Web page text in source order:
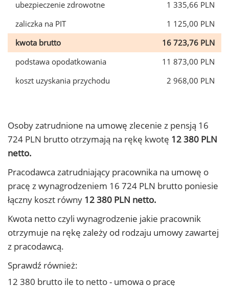
ubezpieczenie zdrowotne
1 335,66 PLN
zaliczka na PIT
1 125,00 PLN
kwota brutto
16 723,76 PLN
podstawa opodatkowania
11 873,00 PLN
koszt uzyskania przychodu
2 968,00 PLN
Osoby zatrudnione na umowę zlecenie z pensją 16
724 PLN brutto otrzymają na rękę kwotę 12 380 PLN
netto.
Pracodawca zatrudniający pracownika na umowę o
pracę z wynagrodzeniem 16 724 PLN brutto poniesie
łączny koszt równy 12 380 PLN netto.
Kwota netto czyli wynagrodzenie jakie pracownik
otrzymuje na rękę zależy od rodzaju umowy zawartej
z pracodawcą.
Sprawdź również:
12 380 brutto ile to netto - umowa o pracę